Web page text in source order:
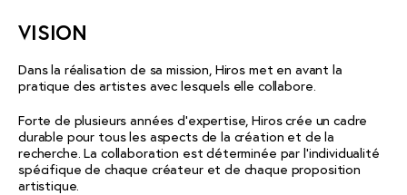
VISION
Dans la réalisation de sa mission, Hiros met en avant la
pratique des artistes avec lesquels elle collabore.
Forte de plusieurs années d’expertise, Hiros crée un cadre
durable pour tous les aspects de la création et de la
recherche. La collaboration est déterminée par l’individualité
spécifique de chaque créateur et de chaque proposition
artistique.